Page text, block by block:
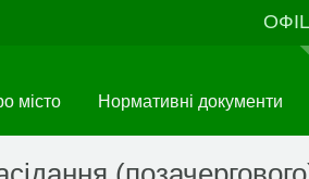
місто Нормативні документи